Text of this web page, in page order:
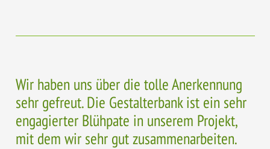
Wir haben uns über die tolle Anerkennung
sehr gefreut. Die Gestalterbank ist ein sehr
engagierter Blühpate in unserem Projekt,
mit dem wir sehr gut zusammenarbeiten.